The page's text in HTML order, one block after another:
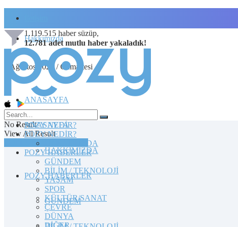
Hakkımızda
8 Ağustos 2026 / Cumartesi
1.119.515 haber süzüp,
12.781 adet mutlu haber yakaladık!
No Result
View All Result
TOPLULUĞA KATILIN
ANASAYFA
POZY NEDİR?
HAKKIMIZDA
POZY HABERLER
GÜNDEM
ANASAYFA
POZY NEDİR?
HAKKIMIZDA
POZY HABERLER
GÜNDEM
BİLİM / TEKNOLOJİ
YAŞAM
SPOR
KÜLTÜR/SANAT
ÇEVRE
DÜNYA
DİĞER